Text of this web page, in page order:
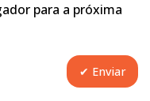
para a próxima